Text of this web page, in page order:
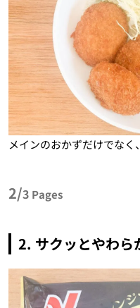
メインのおかずだけでなく
2/3 Pages
2. サクッとやわら